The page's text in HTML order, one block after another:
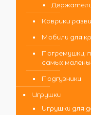
Коврики
Мобили для
Погремушки,
самых
Подгузники
Игрушки
Игрушки для